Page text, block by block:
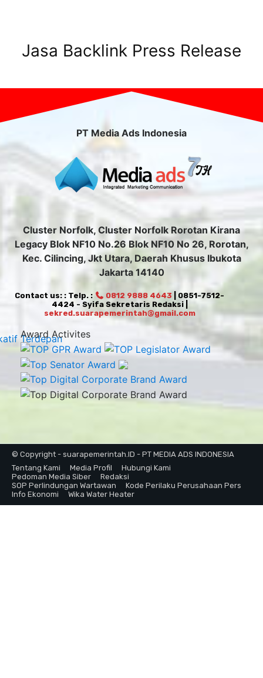
Jasa Backlink Press Release
PT Media Ads Indonesia
Cluster Norfolk, Cluster Norfolk Rorotan Kirana
Legacy Blok NF10 No.26 Blok NF10 No 26, Rorotan,
Kec. Cilincing, Jkt Utara, Daerah Khusus Ibukota
Jakarta 14140
Contact us: : Telp. : 0812 9888 4643 | 0851-7512-
4424 - Syifa Sekretaris Redaksi |
sekred.suarapemerintah@gmail.com
Award Activites
© Copyright - suarapemerintah.ID - PT MEDIA ADS INDONESIA
Tentang Kami
Media Profil
Hubungi Kami
Pedoman Media Siber
Redaksi
SOP Perlindungan Wartawan
Kode Perilaku Perusahaan Pers
Info Ekonomi
Wika Water Heater